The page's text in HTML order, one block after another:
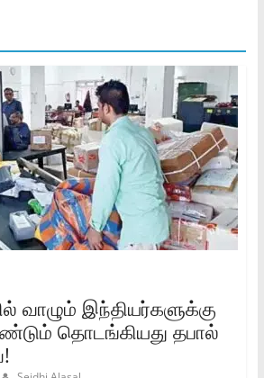
வாழும் இந்தியர்களுக்கு
தொடங்கியது தபால்